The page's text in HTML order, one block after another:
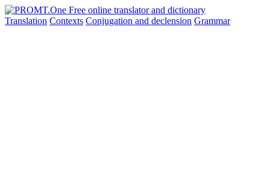
Translation Contexts Conjugation and declension Grammar